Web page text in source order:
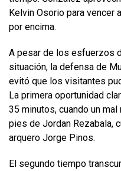
Kelvin Osorio para vencer
por encima.
A pesar de los esfuerzos
situación, la defensa de
evitó que los visitantes
La primera oportunidad
35 minutos, cuando un
pies de Jordan Rezabala,
arquero Jorge Pinos.
El segundo tiempo